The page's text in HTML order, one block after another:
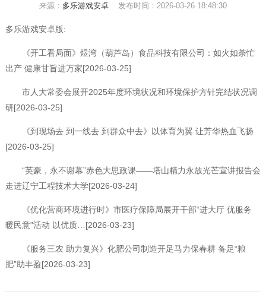
来源： 多乐游戏安卓 发布时间：2026-03-26 18:48:30
多乐游戏安卓版:
《开工看局面》煜湾（葫芦岛）食品科技有限公司：如火如荼忙
出产 健康甘旨进万家[2026-03-25]
市人大常委会展开2025年度环境状况和环境保护方针完结状况调
研[2026-03-25]
《到现场去 到一线去 到群众中去》以体育为翼 让芳华热血飞扬
[2026-03-25]
“英豪，永不谢幕”赤色大思政课——塔山精力永放光芒宣讲报告会
走进辽宁工程技术大学[2026-03-24]
《优化营商环境进行时》市医疗保障局展开干部“进大厅 优服务
暖民意”活动 以优质…[2026-03-23]
《服务三农 助力复兴》化肥公司制造开足马力保春耕 备足“粮
肥”助丰盈[2026-03-23]